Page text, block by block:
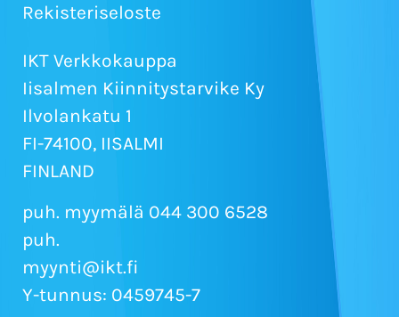
Rekisteriseloste
IKT Verkkokauppa
Iisalmen Kiinnitystarvike Ky
Ilvolankatu 1
FI-74100, IISALMI
FINLAND
puh. myymälä 044 300 6528
puh.
myynti@ikt.fi
Y-tunnus: 0459745-7